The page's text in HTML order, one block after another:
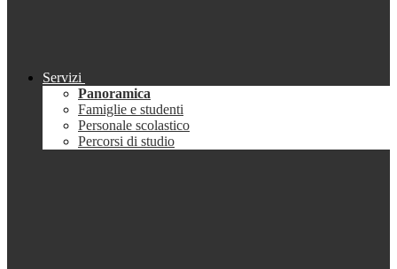
Servizi
Panoramica
Famiglie e studenti
Personale scolastico
Percorsi di studio